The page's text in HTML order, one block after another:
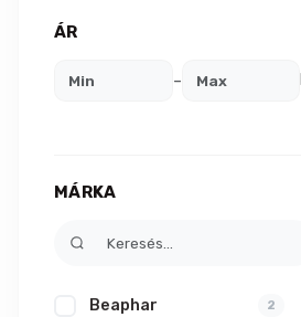
ÁR
-
MÁRKA
Beaphar 2